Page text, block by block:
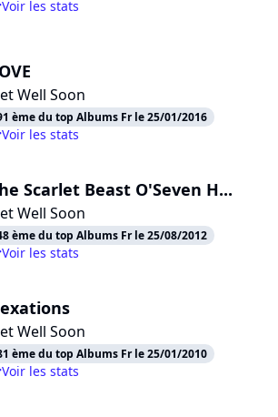
Voir les stats
Well Soon
ème du top Albums Fr le 25/01/2016
Voir les stats
Scarlet Beast O'Seven H...
Well Soon
ème du top Albums Fr le 25/08/2012
Voir les stats
Well Soon
ème du top Albums Fr le 25/01/2010
Voir les stats